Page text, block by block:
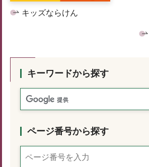
キッズならけん
キーワードから探す
ページ番号から探す